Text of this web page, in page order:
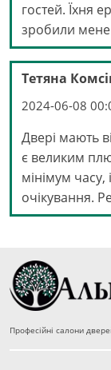
гостей. Їхня
зробили мене
Тетяна
2024-06-08
Двері мають
є великим
мінімум
очікування.
Професійні салони